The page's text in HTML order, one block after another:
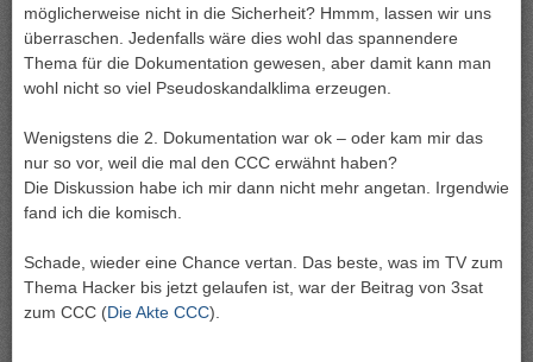
möglicherweise nicht in die Sicherheit? Hmmm, lassen wir uns
überraschen. Jedenfalls wäre dies wohl das spannendere
Thema für die Dokumentation gewesen, aber damit kann man
wohl nicht so viel Pseudoskandalklima erzeugen.
Wenigstens die 2. Dokumentation war ok – oder kam mir das
nur so vor, weil die mal den CCC erwähnt haben?
Die Diskussion habe ich mir dann nicht mehr angetan. Irgendwie
fand ich die komisch.
Schade, wieder eine Chance vertan. Das beste, was im TV zum
Thema Hacker bis jetzt gelaufen ist, war der Beitrag von 3sat
zum CCC (Die Akte CCC).